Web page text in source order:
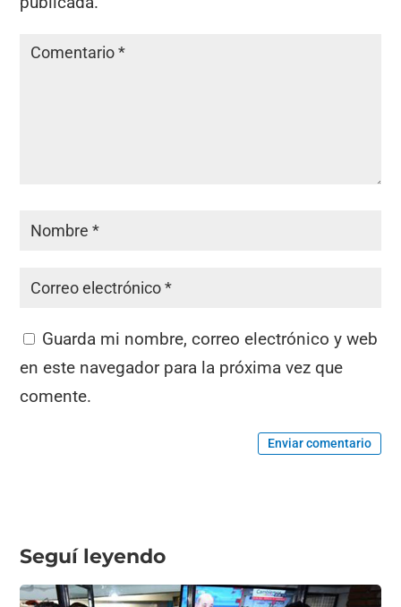
Guarda mi nombre, correo electrónico y web
en este navegador para la próxima vez que
comente.
Enviar comentario
Seguí leyendo